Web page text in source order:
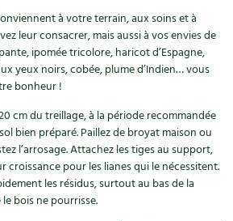
à votre terrain, aux soins et à
leur consacrer, mais aussi à vos envies de
ipomée tricolore, haricot d’Espagne,
yeux noirs, cobée, plume d’Indien… vous
bonheur !
cm du treillage, à la période recommandée
bien préparé. Paillez de broyat maison ou
l’arrosage. Attachez les tiges au support,
croissance pour les lianes qui le nécessitent.
les résidus, surtout au bas de la
bois ne pourrisse.